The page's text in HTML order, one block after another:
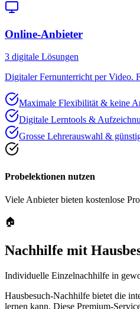
Online-Anbieter
3 digitale Lösungen
Digitaler Fernunterricht per Video.
Maximale Flexibilität & keine
Digitale Lerntools &
Grosse Lehrerauswahl &
Probelektionen nutzen
Viele Anbieter bieten kostenlose
🏠
Nachhilfe mit
Individuelle Einzelnachhilfe in
Hausbesuch-Nachhilfe bietet die
lernen kann. Diese Premium-